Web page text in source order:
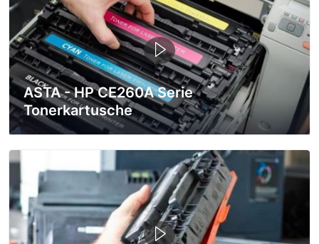
ASTA - HP CE260A Serie
Tonerkartusche